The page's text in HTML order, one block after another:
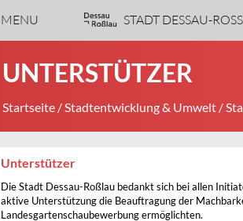
MENU STADT DESSAU-
UNTERSTÜTZER
Startseite /Stadtentwicklung & Umwelt /
Unterstützer
Die Stadt Dessau-Roßlau bedankt sich bei allen
aktive Unterstützung die Beauftragung der
Landesgartenschaubewerbung ermöglichten.